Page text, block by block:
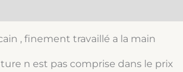
, finement travaillé a la main
n est pas comprise dans le prix